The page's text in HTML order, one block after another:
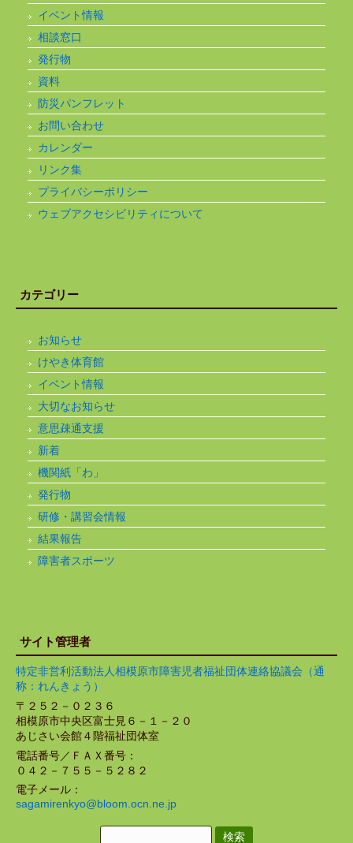
イベント情報
相談窓口
発行物
資料
防災パンフレット
お問い合わせ
カレンダー
リンク集
プライバシーポリシー
ウェブアクセシビリティについて
カテゴリー
お知らせ
けやき体育館
イベント情報
大切なお知らせ
意思疎通支援
新着
機関紙「わ」
発行物
研修・講習会情報
結果報告
障害者スポーツ
サイト管理者
特定非営利活動法人相模原市障害児者福祉団体連絡協議会（通
称：れんきょう）
〒２５２－０２３６
相模原市中央区富士見６－１－２０
あじさい会館４階福祉団体室
電話番号／ＦＡＸ番号：
０４２－７５５－５２８２
電子メール：
sagamirenkyo@bloom.ocn.ne.jp
検